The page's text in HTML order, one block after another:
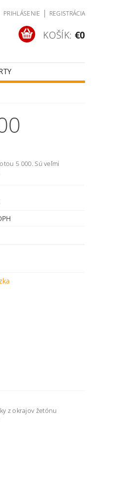
PRIHLÁSENIE | REGISTRÁCIA
KOŠÍK: €0
5 000. Sú veľmi
DPH
z okrajov žetónu